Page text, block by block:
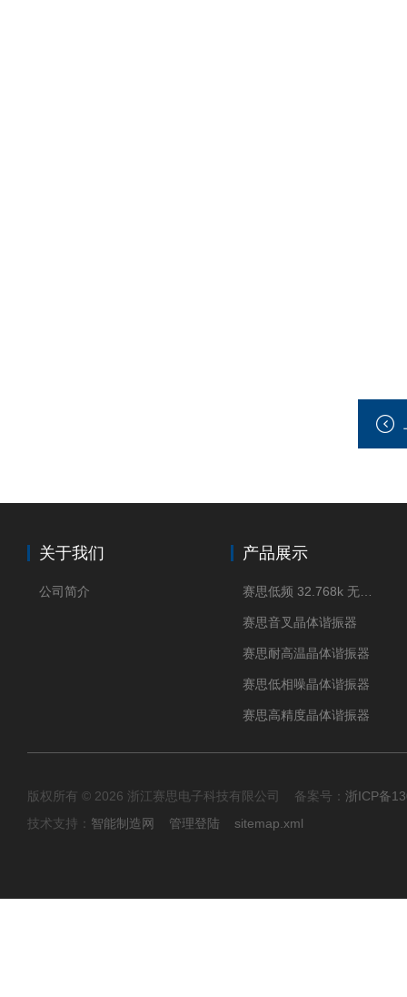
关于我们
公司简介
产品展示
赛思音叉晶体谐振器
赛思耐高温晶体谐振器
赛思低相噪晶体谐振器
赛思高精度晶体谐振器
版权所有 © 2026 浙江赛思电子科技有限公司 备案号： 浙ICP备
技术支持： 智能制造网 管理登陆 sitemap.xml